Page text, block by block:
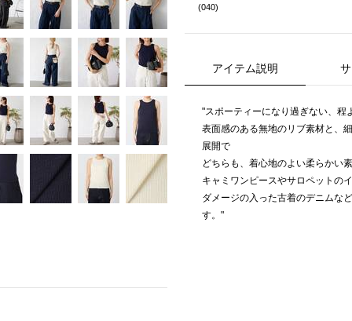
(040)
アイテム説明
"スポーティーになり過ぎない、程
表面感のある無地のリブ素材と、
展開で
どちらも、着心地のよい柔らかい
キャミワンピースやサロペットの
ダメージの入った古着のデニムな
す。"